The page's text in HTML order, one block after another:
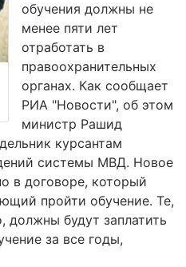
обучения должны не
менее пяти лет
отработать в
правоохранительных
органах. Как сообщает
РИА "Новости", об этом
министр Рашид
курсантам
системы МВД. Новое
в договоре, который
пройти обучение. Те,
должны будут заплатить
за все годы,